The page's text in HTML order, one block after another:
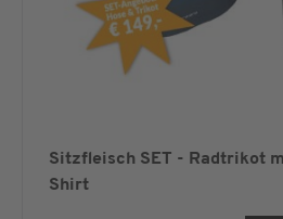
Sitzfleisch SET - Radtrikot
Shirt